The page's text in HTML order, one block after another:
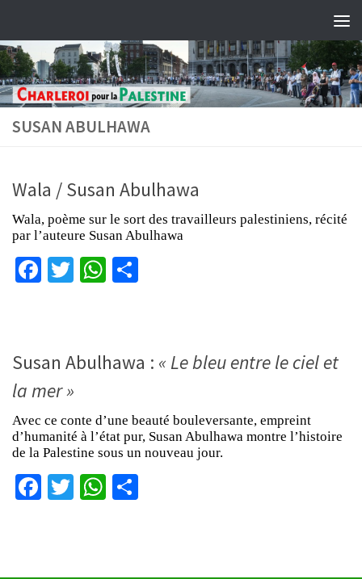
SUSAN ABULHAWA
Wala / Susan Abulhawa
Wala, poème sur le sort des travailleurs palestiniens, récité
par l’auteure Susan Abulhawa
Facebook
TwitterWhatsApp
Susan Abulhawa : « Le bleu entre le ciel et
la mer »
Avec ce conte d’une beauté bouleversante, empreint
d’humanité à l’état pur, Susan Abulhawa montre l’histoire
de la Palestine sous un nouveau jour.
Facebook
TwitterWhatsApp